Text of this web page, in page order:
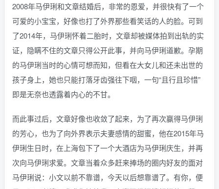
2008年马伊琍和文章结婚后，非常的恩爱，并很快有了一个
可爱的小宝宝，好像也打了外界那些看笑话的人的脸。可到
了2014年，马伊琍怀着二胎时，文章却被媒体拍到出轨的实
证，隐瞒不住的文章只得公开此事，并向马伊琍道歉。孕期
的马伊琍当时的心情可想而知，但看在大女儿和还未出世的
孩子身上，她也只能打落牙齿强往下咽，一句“且行且珍惜”
即是无奈也透露着内心的不甘。
而此事过后，文章好像也收敛了起来，为了再次赢得马伊琍
的芳心，也为了向外界表示夫妻感情的甜蜜，他在2015年马
伊琍生日时，在上海包下了一个大酒店为马伊琍庆生，并再
次向马伊琍求爱。文章当着众多赶来捧场的圈内好友的面对
马伊琍说：小文以前不靠谱，今天以后想靠谱了。有你，便